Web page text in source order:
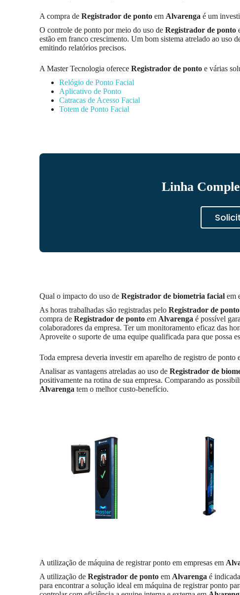
A compra de Registrador de ponto em Alvarenga é um
O controle de ponto por meio do uso de Registrador de ponto
estão em franco crescimento. Um bom sistema atrelado ao uso
emitindo relatórios precisos.
A Master Tecnologia oferece Registrador de ponto e várias
Relógio de Ponto Facial
Aplicativo de Ponto
Catracas de Acesso Facial
Totem de Ponto Facial
Linha
Qual o impacto do uso de Registrador de biometria facial em
As horas trabalhadas são registradas pelo Registrador de ponto
compra de Registrador de ponto em Alvarenga é possível
colaboradores da empresa. Ter um monitoramento eficaz das
Aproveite o suporte de uma equipe qualificada para que possa
Toda empresa deveria investir em aparelho de registro de ponto
Analisar as vantagens atreladas ao uso de Registrador de
positivamente na rotina de sua empresa. Comparando as
Alvarenga tem o melhor custo-benefício.
A utilização de máquina de registrar ponto em empresas em
A utilização de Registrador de ponto em Alvarenga é
para encontrar a solução ideal em máquina de registrar ponto